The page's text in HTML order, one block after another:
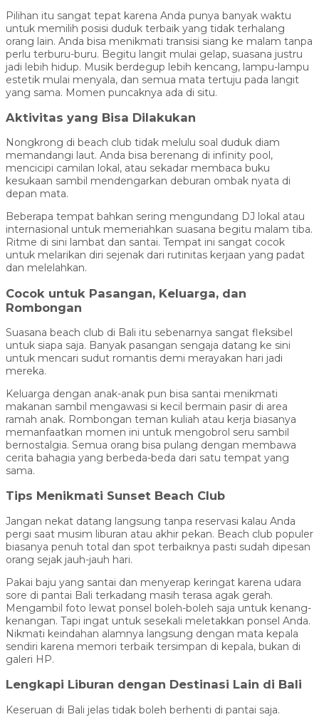
Pilihan itu sangat tepat karena Anda punya banyak waktu
untuk memilih posisi duduk terbaik yang tidak terhalang
orang lain. Anda bisa menikmati transisi siang ke malam tanpa
perlu terburu-buru. Begitu langit mulai gelap, suasana justru
jadi lebih hidup. Musik berdegup lebih kencang, lampu-lampu
estetik mulai menyala, dan semua mata tertuju pada langit
yang sama. Momen puncaknya ada di situ.
Aktivitas yang Bisa Dilakukan
Nongkrong di beach club tidak melulu soal duduk diam
memandangi laut. Anda bisa berenang di infinity pool,
mencicipi camilan lokal, atau sekadar membaca buku
kesukaan sambil mendengarkan deburan ombak nyata di
depan mata.
Beberapa tempat bahkan sering mengundang DJ lokal atau
internasional untuk memeriahkan suasana begitu malam tiba.
Ritme di sini lambat dan santai. Tempat ini sangat cocok
untuk melarikan diri sejenak dari rutinitas kerjaan yang padat
dan melelahkan.
Cocok untuk Pasangan, Keluarga, dan
Rombongan
Suasana beach club di Bali itu sebenarnya sangat fleksibel
untuk siapa saja. Banyak pasangan sengaja datang ke sini
untuk mencari sudut romantis demi merayakan hari jadi
mereka.
Keluarga dengan anak-anak pun bisa santai menikmati
makanan sambil mengawasi si kecil bermain pasir di area
ramah anak. Rombongan teman kuliah atau kerja biasanya
memanfaatkan momen ini untuk mengobrol seru sambil
bernostalgia. Semua orang bisa pulang dengan membawa
cerita bahagia yang berbeda-beda dari satu tempat yang
sama.
Tips Menikmati Sunset Beach Club
Jangan nekat datang langsung tanpa reservasi kalau Anda
pergi saat musim liburan atau akhir pekan. Beach club populer
biasanya penuh total dan spot terbaiknya pasti sudah dipesan
orang sejak jauh-jauh hari.
Pakai baju yang santai dan menyerap keringat karena udara
sore di pantai Bali terkadang masih terasa agak gerah.
Mengambil foto lewat ponsel boleh-boleh saja untuk kenang-
kenangan. Tapi ingat untuk sesekali meletakkan ponsel Anda.
Nikmati keindahan alamnya langsung dengan mata kepala
sendiri karena memori terbaik tersimpan di kepala, bukan di
galeri HP.
Lengkapi Liburan dengan Destinasi Lain di Bali
Keseruan di Bali jelas tidak boleh berhenti di pantai saja.